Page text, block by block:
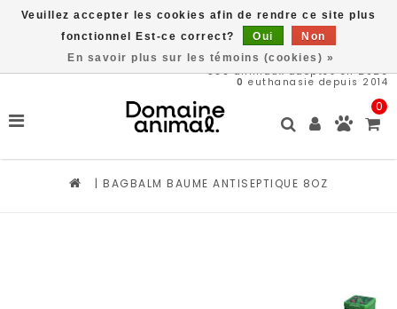
566animaux adoptés en 2026
0 euthanasie depuis 2014
0
|BAGBALM BAUME ANTISEPTIQUE 8OZ
Veuillez accepter les cookies afin de rendre ce site plus
fonctionnel Est-ce correct?
Oui
Non
En savoir plus sur les témoins (cookies) »
Livraison gratuite à partir de 89$*